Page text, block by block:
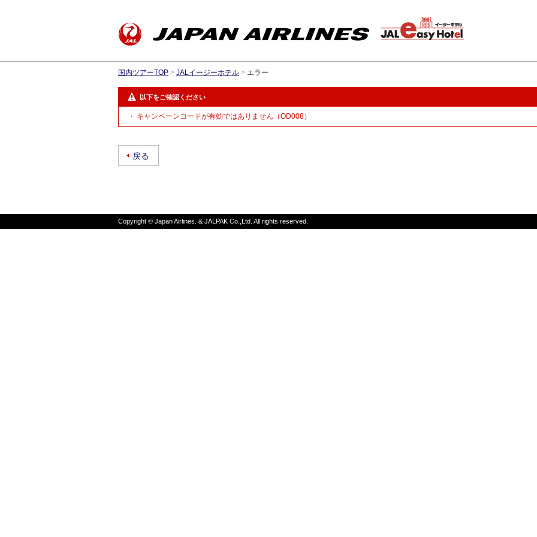
国内ツアーTOP > JALイージーホテル > エラー
以下をご確認ください
キャンペーンコードが有効ではありません（OD008）
戻る
Copyright © Japan Airlines. & JALPAK Co.,Ltd. All rights reserved.